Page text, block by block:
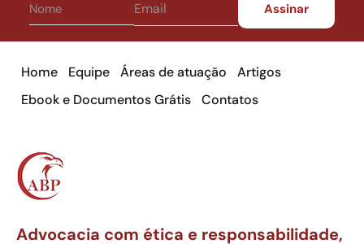
Home Equipe Áreas de atuação
Artigos
Ebook e Documentos Grátis
Contatos
Advocacia com ética e responsabilidade,